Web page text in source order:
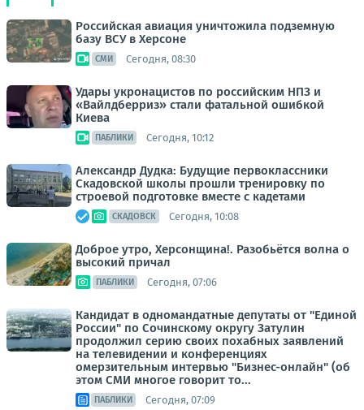
Российская авиация уничтожила подземную
базу ВСУ в Херсоне
СМИ Сегодня, 08:30
Удары укронацистов по российским НПЗ и
«Вайлдберриз» стали фатальной ошибкой
Киева
ПАБЛИКИ Сегодня, 10:12
Александр Дудка: Будущие первоклассники
Скадовской школы прошли тренировку по
строевой подготовке вместе с кадетами
СКАДОВСК Сегодня, 10:08
Доброе утро, Херсонщина!. Разобьётся волна о
высокий причал
ПАБЛИКИ Сегодня, 07:06
Кандидат в одномандатные депутаты от "Единой
России" по Сочинскому округу Затулин
продолжил серию своих похабных заявлений
на телевидении и конференциях
омерзительным интервью "Бизнес-онлайн" (об
этом СМИ многое говорит то...
ПАБЛИКИ Сегодня, 07:09